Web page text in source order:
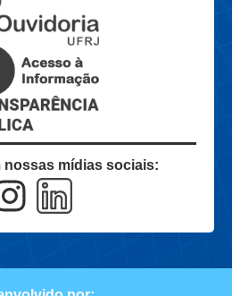
nossas mídias sociais: